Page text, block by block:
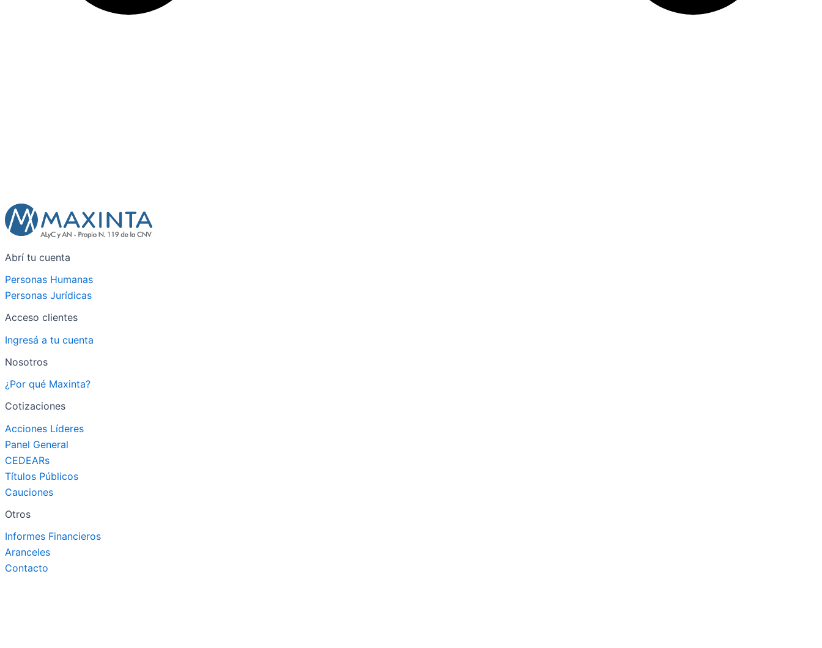
Abrí tu cuenta
Personas Humanas
Personas Jurídicas
Acceso clientes
Ingresá a tu cuenta
Nosotros
¿Por qué Maxinta?
Cotizaciones
Acciones Líderes
Panel General
CEDEARs
Títulos Públicos
Cauciones
Otros
Informes Financieros
Aranceles
Contacto